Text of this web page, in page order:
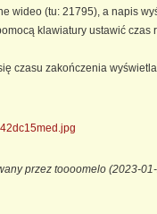
wideo (tu: 21795), a napis
klawiatury ustawić
czasu zakończenia
przez toooomelo (2023-